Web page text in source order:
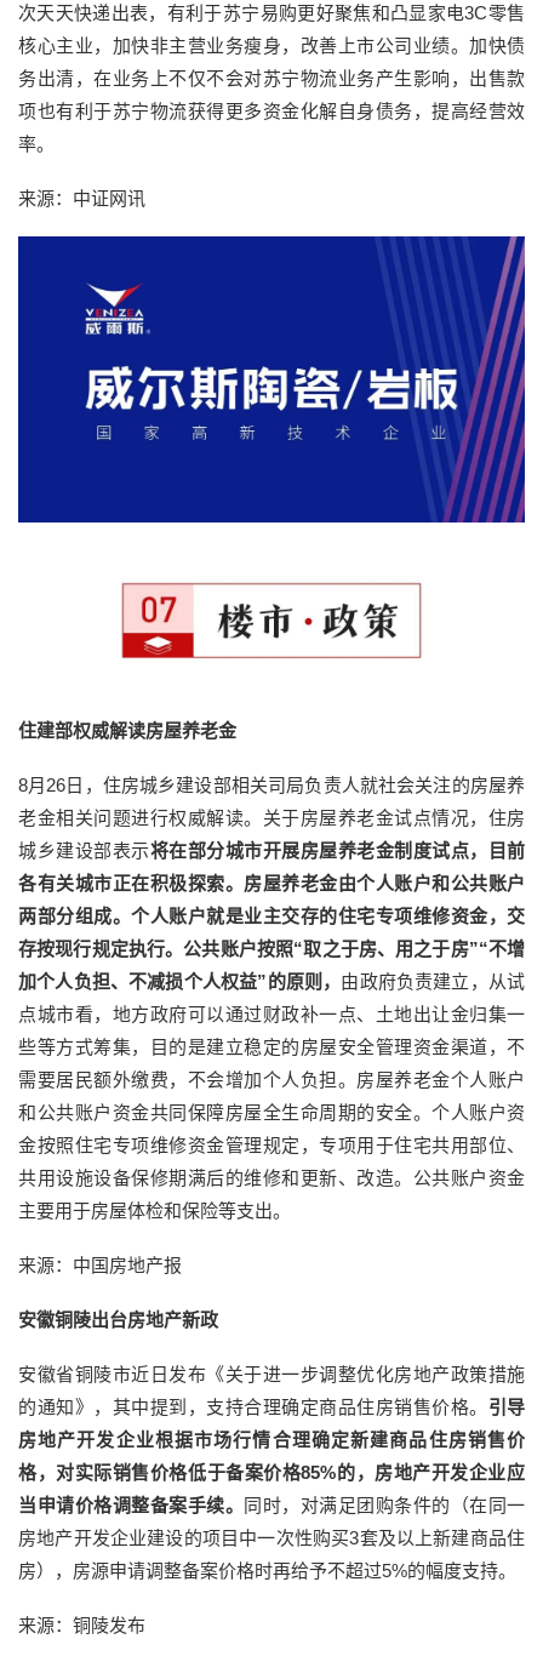
次天天快递出表，有利于苏宁易购更好聚焦和凸显家电3C零售
核心主业，加快非主营业务瘦身，改善上市公司业绩。加快债
务出清，在业务上不仅不会对苏宁物流业务产生影响，出售款
项也有利于苏宁物流获得更多资金化解自身债务，提高经营效
率。
来源：中证网讯
住建部权威解读房屋养老金
8月26日，住房城乡建设部相关司局负责人就社会关注的房屋养
老金相关问题进行权威解读。关于房屋养老金试点情况，住房
城乡建设部表示将在部分城市开展房屋养老金制度试点，目前
各有关城市正在积极探索。房屋养老金由个人账户和公共账户
两部分组成。个人账户就是业主交存的住宅专项维修资金，交
存按现行规定执行。公共账户按照“取之于房、用之于房”“不增
加个人负担、不减损个人权益”的原则， 由政府负责建立，从试
点城市看，地方政府可以通过财政补一点、土地出让金归集一
些等方式筹集，目的是建立稳定的房屋安全管理资金渠道，不
需要居民额外缴费，不会增加个人负担。房屋养老金个人账户
和公共账户资金共同保障房屋全生命周期的安全。个人账户资
金按照住宅专项维修资金管理规定，专项用于住宅共用部位、
共用设施设备保修期满后的维修和更新、改造。公共账户资金
主要用于房屋体检和保险等支出。
来源：中国房地产报
安徽铜陵出台房地产新政
安徽省铜陵市近日发布《关于进一步调整优化房地产政策措施
的通知》，其中提到，支持合理确定商品住房销售价格。 引导
房地产开发企业根据市场行情合理确定新建商品住房销售价
格，对实际销售价格低于备案价格85%的，房地产开发企业应
当申请价格调整备案手续。
同时，对满足团购条件的（在同一
房地产开发企业建设的项目中一次性购买3套及以上新建商品住
房），房源申请调整备案价格时再给予不超过5%的幅度支持。
来源：铜陵发布